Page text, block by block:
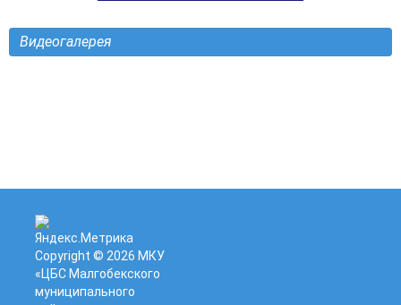
Видеогалерея
Copyright © 2026 МКУ
«ЦБС Малгобекского
муниципального